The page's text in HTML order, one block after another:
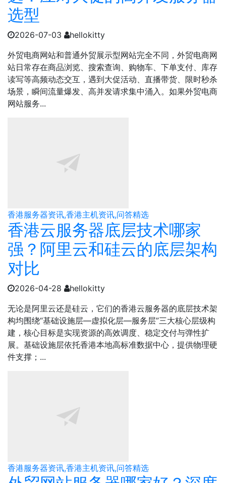
选型
2026-07-03
hellokitty
外贸电商网站和普通外贸展示型网站完全不同，外贸电商网
站日常存在商品浏览、搜索查询、购物车、下单支付、库存
读写等高频动态交互，遇到大促活动、直播带货、限时秒杀
场景，瞬间流量爆发、高并发请求集中涌入。如果外贸电商
网站服务...
香港服务器资讯,香港主机资讯,问答精选
香港云服务器底层技术哪家
强？阿里云和硅云的底层架构
对比
2026-04-28
hellokitty
无论是阿里云还是硅云，它们的香港云服务器的底层技术架
构均围绕“基础设施层—虚拟化层—服务层”三大核心层级构
建，核心目标是实现资源的高效调度、稳定交付与弹性扩
展。基础设施层依托香港本地高标准数据中心，提供物理硬
件支撑；...
香港服务器资讯,香港主机资讯,问答精选